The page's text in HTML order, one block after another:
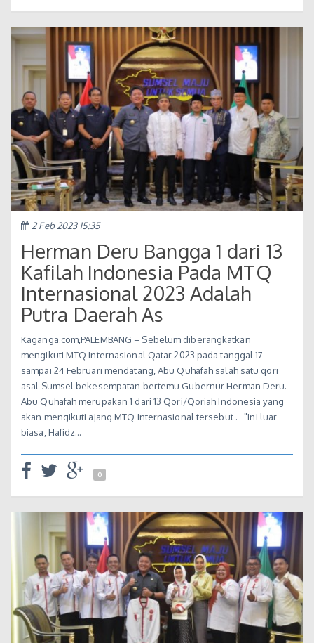
2 Feb 2023 15:35
Herman Deru Bangga 1 dari 13
Kafilah Indonesia Pada MTQ
Internasional 2023 Adalah
Putra Daerah As
Kaganga.com,PALEMBANG – Sebelum diberangkatkan
mengikuti MTQ Internasional Qatar 2023 pada tanggal 17
sampai 24 Februari mendatang, Abu Quhafah salah satu qori
asal Sumsel bekesempatan bertemu Gubernur Herman Deru.
Abu Quhafah merupakan 1 dari 13 Qori/Qoriah Indonesia yang
akan mengikuti ajang MTQ Internasional tersebut . "Ini luar
biasa, Hafidz…
0